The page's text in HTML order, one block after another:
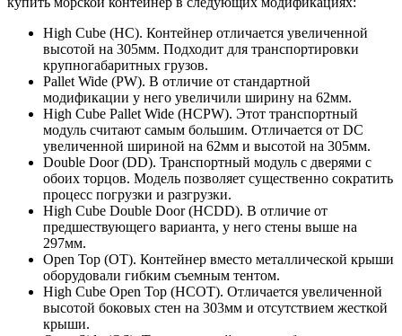
High Cube (HC). Контейнер отличается увеличенной
высотой на 305мм. Подходит для транспортировки
крупногабаритных грузов.
Pallet Wide (PW). В отличие от стандартной
модификации у него увеличили ширину на 62мм.
High Cube Pallet Wide (HCPW). Этот транспортный
модуль считают самым большим. Отличается от DC
увеличенной шириной на 62мм и высотой на 305мм.
Double Door (DD). Транспортный модуль с дверями с
обоих торцов. Модель позволяет существенно сократить
процесс погрузки и разгрузки.
High Cube Double Door (HCDD). В отличие от
предшествующего варианта, у него стены выше на
297мм.
Open Top (OT). Контейнер вместо металлической крыши
оборудовали гибким съемным тентом.
High Cube Open Top (HCOT). Отличается увеличенной
высотой боковых стен на 303мм и отсутствием жесткой
крыши.